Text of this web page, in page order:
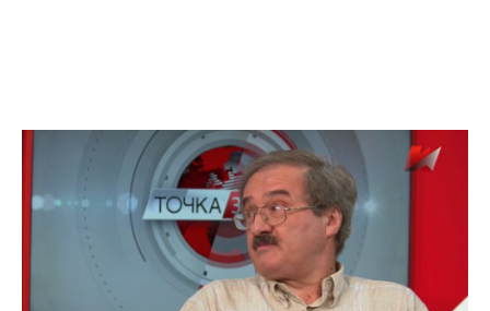
Проблемы прогнозирования
О журнале
Номера журналов
Редакционная этика